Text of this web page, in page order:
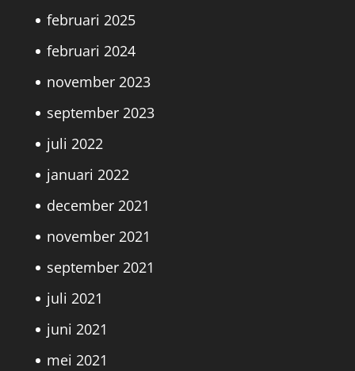
februari 2025
februari 2024
november 2023
september 2023
juli 2022
januari 2022
december 2021
november 2021
september 2021
juli 2021
juni 2021
mei 2021